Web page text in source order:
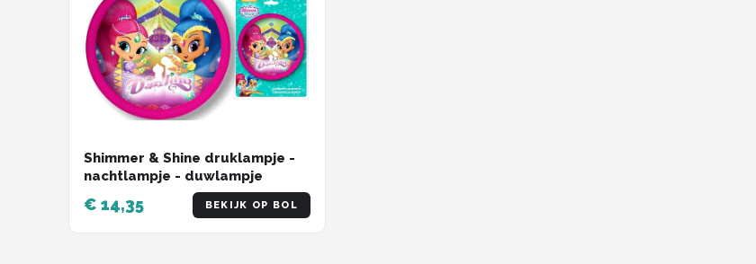
Shimmer & Shine druklampje -
nachtlampje - duwlampje
€ 14,35 BEKIJK OP BOL